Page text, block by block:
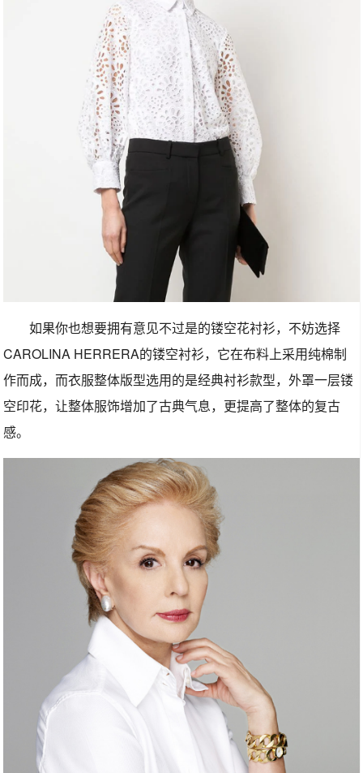
如果你也想要拥有意见不过是的镂空花衬衫，不妨选择
CAROLINA HERRERA的镂空衬衫，它在布料上采用纯棉制
作而成，而衣服整体版型选用的是经典衬衫款型，外罩一层镂
空印花，让整体服饰增加了古典气息，更提高了整体的复古
感。